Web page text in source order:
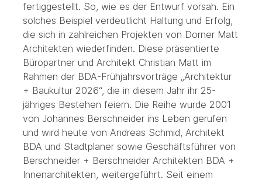
fertiggestellt. So, wie es der Entwurf vorsah. Ein
solches Beispiel verdeutlicht Haltung und Erfolg,
die sich in zahlreichen Projekten von Dorner Matt
Architekten wiederfinden. Diese präsentierte
Büropartner und Architekt Christian Matt im
Rahmen der BDA-Frühjahrsvorträge „Architektur
+ Baukultur 2026“, die in diesem Jahr ihr 25-
jähriges Bestehen feiern. Die Reihe wurde 2001
von Johannes Berschneider ins Leben gerufen
und wird heute von Andreas Schmid, Architekt
BDA und Stadtplaner sowie Geschäftsführer von
Berschneider + Berschneider Architekten BDA +
Innenarchitekten, weitergeführt. Seit einem